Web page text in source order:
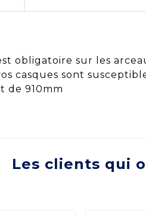
obligatoire sur les
casques sont
de 910mm
Les clients qui